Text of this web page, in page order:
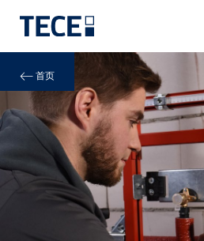
Skip to main content
Breadcrumb
首页